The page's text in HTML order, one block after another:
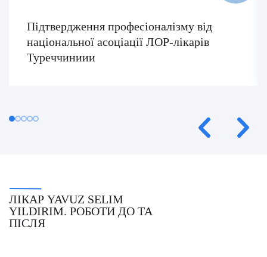
Підтвердження професіоналізму від
національної асоціації ЛОР-лікарів
Туреччиниии
ЛІКАР YAVUZ SELIM
YILDIRIM. РОБОТИ ДО ТА
ПІСЛЯ